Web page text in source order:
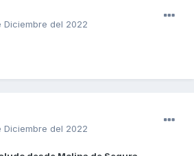
Diciembre del 2022
Diciembre del 2022